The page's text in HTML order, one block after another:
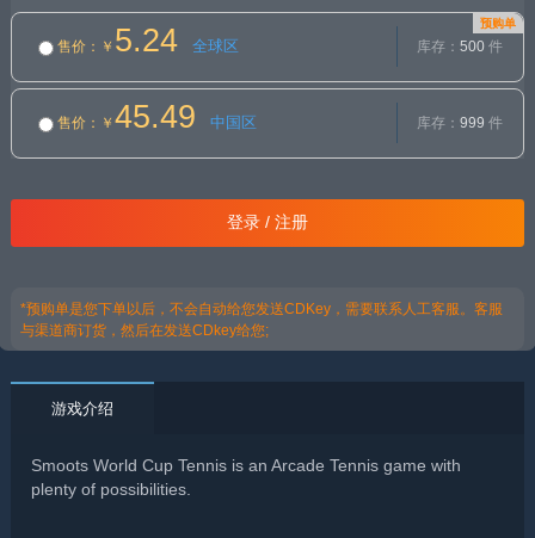
预购单
售价 ：￥ 5.24 全球区 库存： 500件
售价 ：￥45.49 中国区 库存： 999 件
登录 / 注册
*预购单是您下单以后，不会自动给您发送CDKey，需要联系人工客服。客服
与渠道商订货，然后在发送CDkey给您;
游戏介绍
Smoots World Cup Tennis is an Arcade Tennis game with
plenty of possibilities.